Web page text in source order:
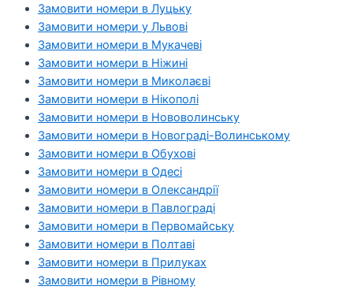
Замовити номери в Луцьку
Замовити номери у Львові
Замовити номери в Мукачеві
Замовити номери в Ніжині
Замовити номери в Миколаєві
Замовити номери в Нікополі
Замовити номери в Нововолинську
Замовити номери в Новограді-Волинському
Замовити номери в Обухові
Замовити номери в Одесі
Замовити номери в Олександрії
Замовити номери в Павлограді
Замовити номери в Первомайську
Замовити номери в Полтаві
Замовити номери в Прилуках
Замовити номери в Рівному